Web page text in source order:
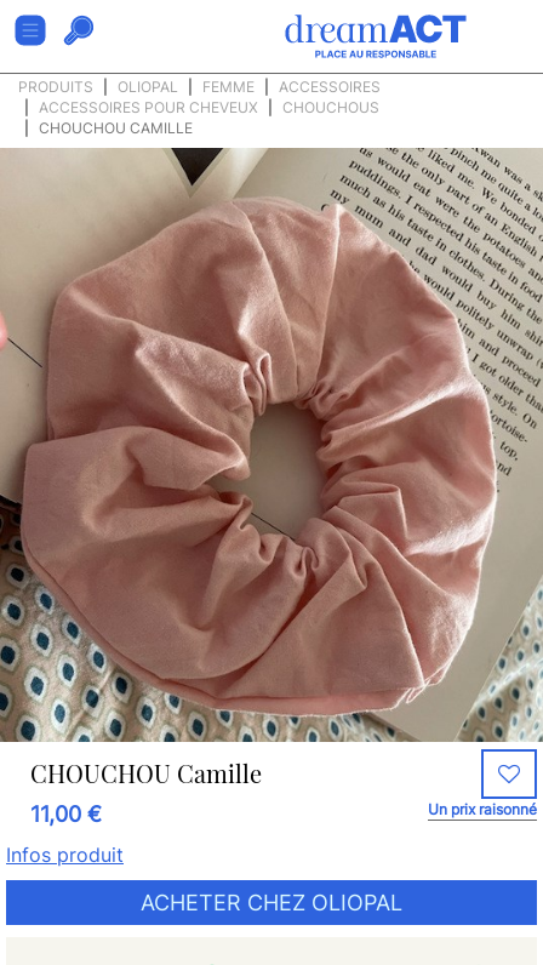
PRODUITS OLIOPAL FEMME
ACCESSOIRES
ACCESSOIRES POUR CHEVEUX
CHOUCHOUS
CHOUCHOU CAMILLE
CHOUCHOU Camille
11,00 € Un prix raisonné
Infos produit
ACHETER CHEZ OLIOPAL